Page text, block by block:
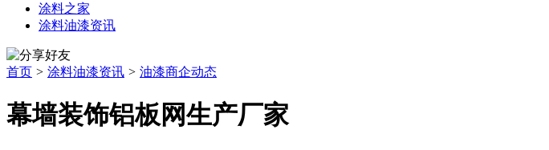
涂料之家
涂料油漆资讯
首页 > 涂料油漆资讯 > 油漆商企动态
幕墙装饰铝板网生产厂家